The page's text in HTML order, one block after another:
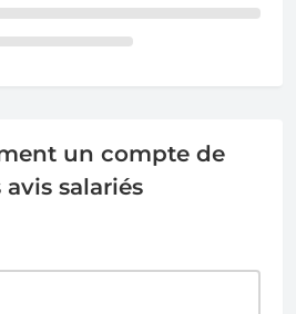
un compte de
salariés